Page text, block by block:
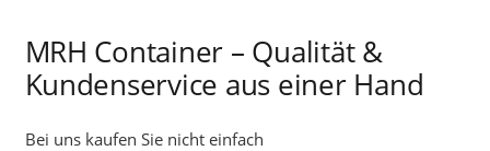
MRH Container – Qualität &
Kundenservice aus einer Hand
Bei uns kaufen Sie nicht einfach